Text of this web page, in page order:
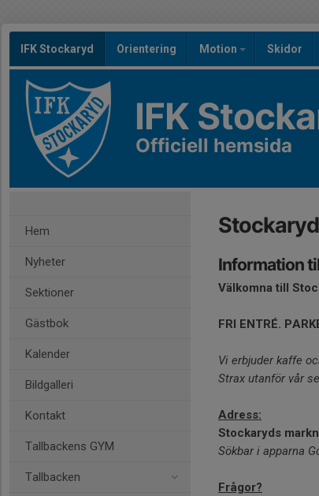
IFK Stockaryd Orientering Motion Skidor
IFK
Officiell hemsida
Hem
Nyheter
Sektioner
Gästbok
Kalender
Bildgalleri
Kontakt
Tallbackens GYM
Tallbacken
Information
Välkomna till
FRI ENTRÉ.
Vi erbjuder kaffe
Strax utanför vår
Adress:
Stockaryds
Sökbar i apparna
Frågor?